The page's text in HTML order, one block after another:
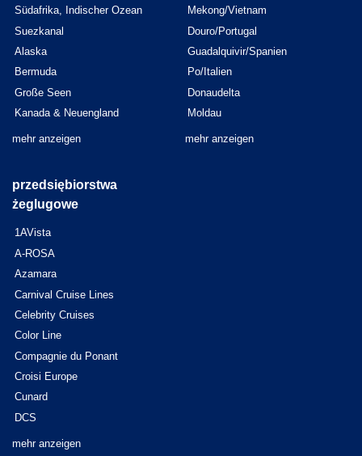
Südafrika, Indischer Ozean
Suezkanal
Alaska
Bermuda
Große Seen
Kanada & Neuengland
mehr anzeigen
Mekong/Vietnam
Douro/Portugal
Guadalquivir/Spanien
Po/Italien
Donaudelta
Moldau
mehr anzeigen
przedsiębiorstwa
żeglugowe
1AVista
A-ROSA
Azamara
Carnival Cruise Lines
Celebrity Cruises
Color Line
Compagnie du Ponant
Croisi Europe
Cunard
DCS
mehr anzeigen